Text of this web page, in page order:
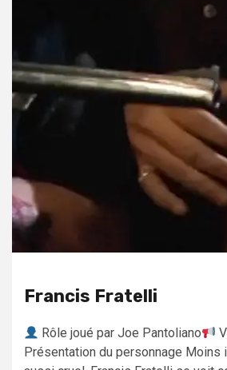
Francis Fratelli
Rôle joué par Joe Pantoliano
Présentation du personnage